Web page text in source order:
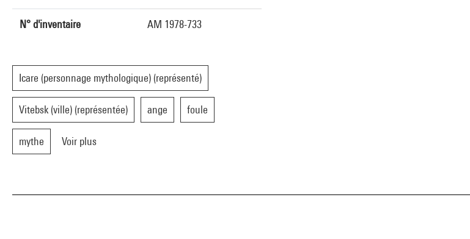
N° d'inventaire AM 1978-733
Icare (personnage mythologique) (représenté)
Vitebsk (ville) (représentée) ange foule
mythe Voir plus